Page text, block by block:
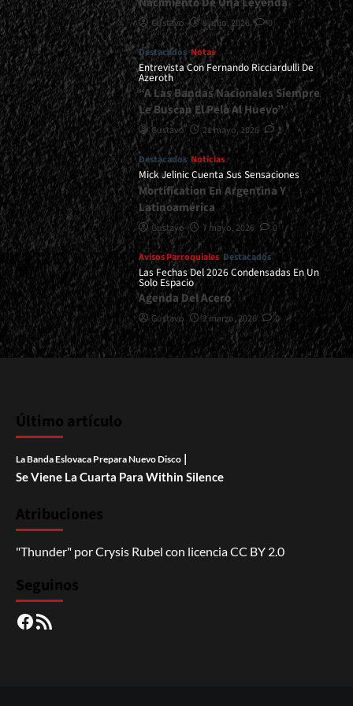
Gustavo 8 julio, 2026 0
Destacados Notas
Entrevista Con Fernando Ricciardulli De
Azeroth
“A Las Bandas Nacionales Siempre
Le Buscan El Pelo Al Huevo”
Gustavo 21 mayo, 2026 2
Destacados Noticias
Mick Jelinic Cuenta Sus Sensaciones
Mortification En Argentina Y
Latinoamérica
Gustavo 7 mayo, 2026 0
Avisos Parroquiales Destacados
Las Fechas Del 2026 Condensadas En Un
Solo Espacio
Agenda Del Acero
Gustavo 2 marzo, 2026 0
Último artículo
La Banda Eslovaca Prepara Nuevo Disco |
Se Viene La Cuarta Para Within Silence
Atribuciones
"Thunder" porCrysis Rubel con licenciaCC BY 2.0
Seguinos
Facebook
RSS